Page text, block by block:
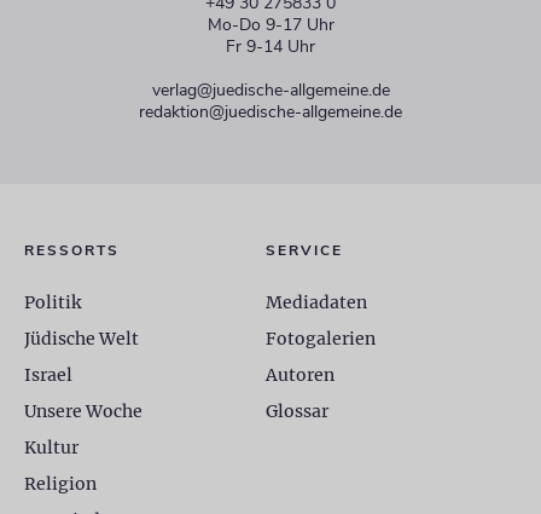
Mo-Do 9-17 Uhr
Fr 9-14 Uhr
verlag@juedische-allgemeine.de
redaktion@juedische-allgemeine.de
RESSORTS
Politik
Jüdische Welt
Israel
Unsere Woche
Kultur
Religion
SERVICE
Mediadaten
Fotogalerien
Autoren
Glossar